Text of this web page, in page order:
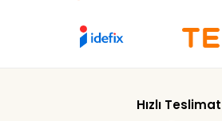
Hızlı Teslimat